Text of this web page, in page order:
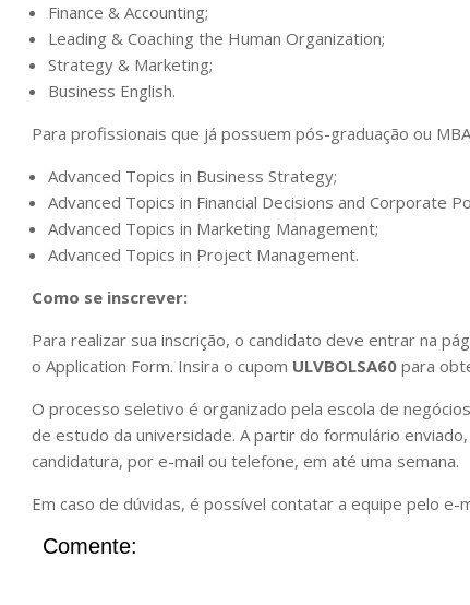
Finance & Accounting;
Leading & Coaching the Human Organization;
Strategy & Marketing;
Business English.
Para profissionais que já possuem pós-graduação ou
Advanced Topics in Business Strategy;
Advanced Topics in Financial Decisions and Corporate
Advanced Topics in Marketing Management;
Advanced Topics in Project Management.
Como se inscrever:
Para realizar sua inscrição, o candidato deve entrar na
o Application Form. Insira o cupom ULVBOLSA60 para
O processo seletivo é organizado pela escola de
de estudo da universidade. A partir do formulário
candidatura, por e-mail ou telefone, em até uma semana.
Em caso de dúvidas, é possível contatar a equipe pelo e-
Comente: